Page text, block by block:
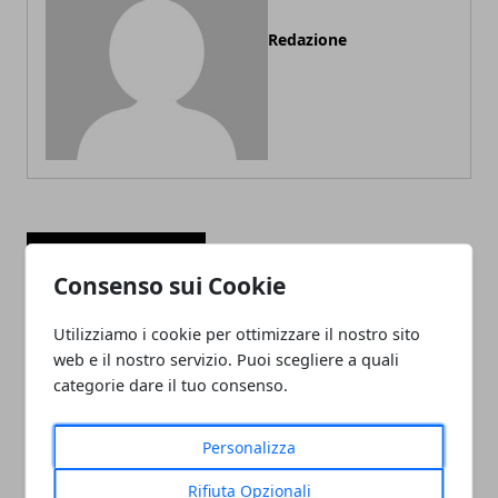
Consenso sui Cookie
Utilizziamo i cookie per ottimizzare il nostro sito
web e il nostro servizio. Puoi scegliere a quali
categorie dare il tuo consenso.
Personalizza
Rifiuta Opzionali
Redazione
ARTICOLI CORRELATI